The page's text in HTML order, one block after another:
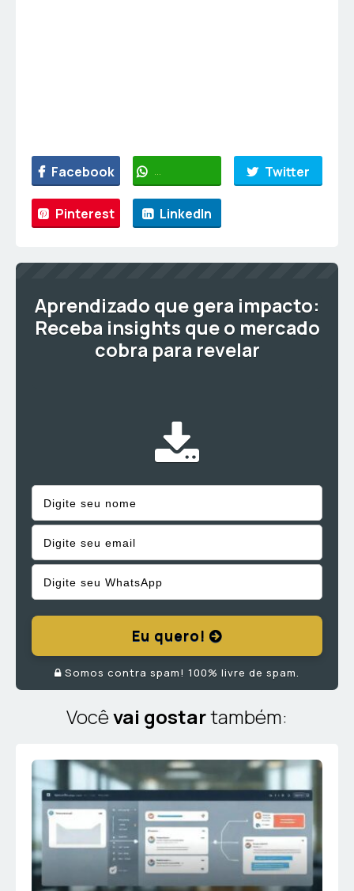
Facebook WhatsApp Twitter
Pinterest LinkedIn
Aprendizado que gera impacto:
Receba insights que o mercado
cobra para revelar
Eu quero!
Somos contra spam! 100% livre de spam.
Vocêvai gostartambém: